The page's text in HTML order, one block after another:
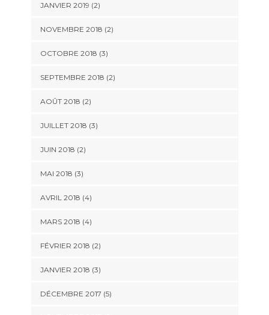
JANVIER 2019 (2)
NOVEMBRE 2018 (2)
OCTOBRE 2018 (3)
SEPTEMBRE 2018 (2)
AOÛT 2018 (2)
JUILLET 2018 (3)
JUIN 2018 (2)
MAI 2018 (3)
AVRIL 2018 (4)
MARS 2018 (4)
FÉVRIER 2018 (2)
JANVIER 2018 (3)
DÉCEMBRE 2017 (5)